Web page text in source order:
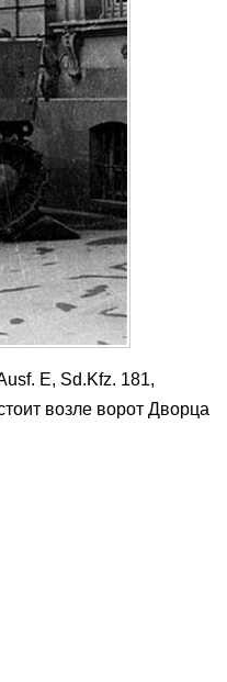
E, Sd.Kfz. 181,
возле ворот Дворца